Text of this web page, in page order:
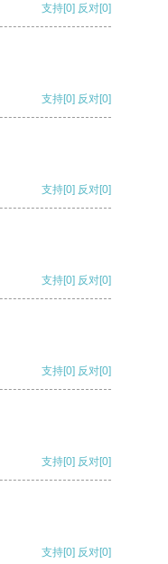
支持[0] 反对[0]
支持[0] 反对[0]
支持[0] 反对[0]
支持[0] 反对[0]
支持[0] 反对[0]
支持[0] 反对[0]
支持[0] 反对[0]